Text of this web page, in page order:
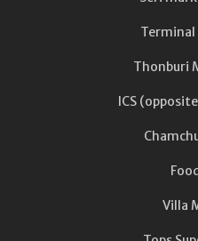
Terminal
Thonburi
ICS
Villa